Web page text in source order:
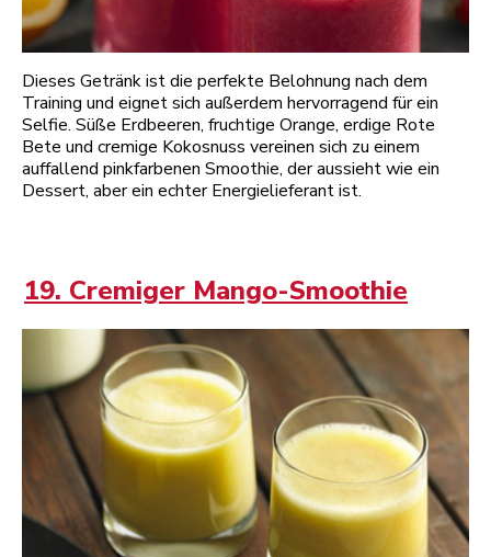
Dieses Getränk ist die perfekte Belohnung nach dem
Training und eignet sich außerdem hervorragend für ein
Selfie. Süße Erdbeeren, fruchtige Orange, erdige Rote
Bete und cremige Kokosnuss vereinen sich zu einem
auffallend pinkfarbenen Smoothie, der aussieht wie ein
Dessert, aber ein echter Energielieferant ist.
19. Cremiger Mango-Smoothie